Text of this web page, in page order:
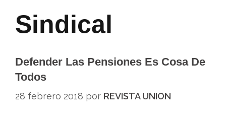
Sindical
Defender Las Pensiones Es Cosa De
Todos
28 febrero 2018 por REVISTA UNION